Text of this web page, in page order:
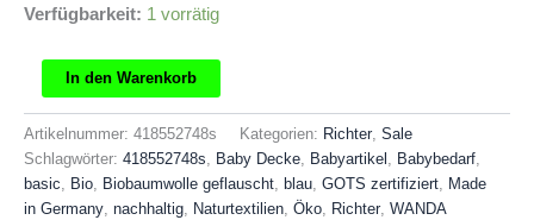
Verfügbarkeit: 1 vorrätig
Richter
Baby
Decke
Wanda
fjordblau
Menge
In den Warenkorb
Artikelnummer: 418552748s Kategorien: Richter, Sale
Schlagwörter: 418552748s, Baby Decke, Babyartikel , Babybedarf,
basic, Bio, Biobaumwolle geflauscht, blau, GOTS zertifiziert, Made
in Germany, nachhaltig, Naturtextilien, Öko, Richter, WANDA